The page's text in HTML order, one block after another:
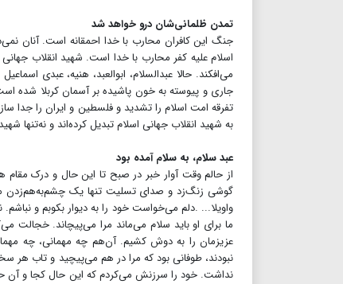
تمدن ظلمانی‌شان درو خواهد شد
جنگ این کافران محارب با خدا احمقانه است. آنان
اسلام علیه کفر محارب با خدا است. شهید انقلاب
می‌افکند. حالا عبدالسلام، ابوالعبد، هنیه، عبدی
جاری و پیوسته به خون پاشیده بر آسمان کربلا شده
تفرقه امت اسلام را تشدید و فلسطین و ایران را جدا
به شهید انقلاب جهانی اسلام تبدیل کرده‌اند و نه‌تنها
عبد سلام، به سلام آمده بود
از حالم وقت آوار خبر در صبح تا این حال و درک
گوشی زنگ‌زد و صدای تسلیت تنها یک چشم‌به‌هم‌زدن
واویلا... .دلم می‌خواست خود را به دیوار بکوبم و
ما برای او باید سلام می‌ماند مرا می‌پیچاند. خجالت
عزیزمان را به دوش کشیم. آن‌هم چه مهمانی، چه
نبودند، طوفانی بود که مرا در هم می‌پیچید و تاب هر
نداشت. خود را سرزنش می‌کردم که این حال کجا و آن